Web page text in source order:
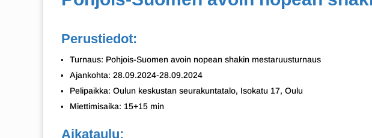
Perustiedot:
Turnaus: Pohjois-Suomen avoin nopean shakin mestaruusturnaus
Ajankohta: 28.09.2024-28.09.2024
Pelipaikka: Oulun keskustan seurakuntatalo, Isokatu 17, Oulu
Miettimisaika: 15+15 min
Aikataulu: